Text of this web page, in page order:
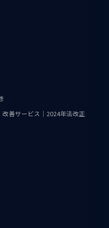
善サービス｜2024年法改正